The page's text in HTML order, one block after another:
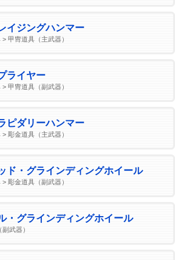
イジングハンマー
甲冑道具（主武器）
ライヤー
甲冑道具（副武器）
ピダリーハンマー
彫金道具（主武器）
ド・グラインディングホイール
彫金道具（副武器）
・グラインディングホイール
武器）